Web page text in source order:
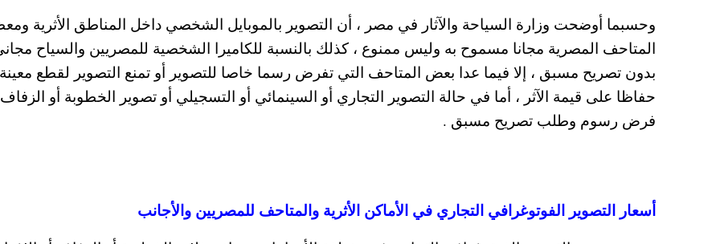
وحسبما أوضحت وزارة السياحة والآثار في مصر ، أن التصوير بالموبايل الشخصي داخل المناطق الأثرية
المتاحف المصرية مجانا مسموح به وليس ممنوع ، كذلك بالنسبة للكاميرا الشخصية للمصريين والسياح
بدون تصريح مسبق ، إلا فيما عدا بعض المتاحف التي تفرض رسما خاصا للتصوير أو تمنع التصوير لقطع معينة
حفاظا على قيمة الآثر ، أما في حالة التصوير التجاري أو السينمائي أو التسجيلي أو تصوير الخطوبة أو
فرض رسوم وطلب تصريح مسبق .
أسعار التصوير الفوتوغرافي التجاري في الأماكن الأثرية والمتاحف للمصريين والأجانب